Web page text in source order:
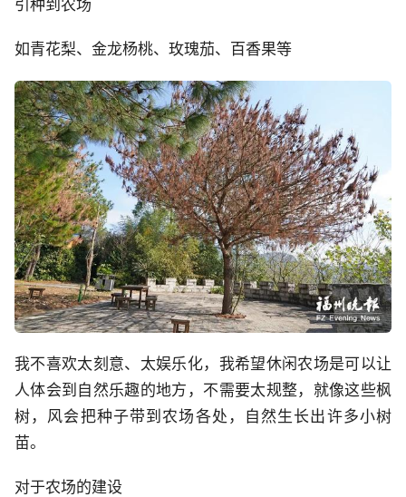
引种到农场
如青花梨、金龙杨桃、玫瑰茄、百香果等
我不喜欢太刻意、太娱乐化，我希望休闲农场是可以让
人体会到自然乐趣的地方，不需要太规整，就像这些枫
树，风会把种子带到农场各处，自然生长出许多小树
苗。
对于农场的建设